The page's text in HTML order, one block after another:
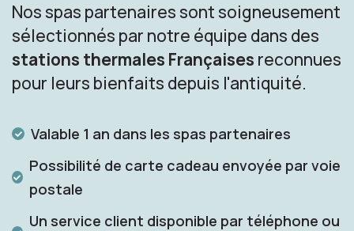
Nos spas partenaires sont soigneusement
sélectionnés par notre équipe dans des
stations thermales Françaises reconnues
pour leurs bienfaits depuis l'antiquité.
Valable 1 an dans les spas partenaires
Possibilité de carte cadeau envoyée par voie
postale
Un service client disponible par téléphone ou